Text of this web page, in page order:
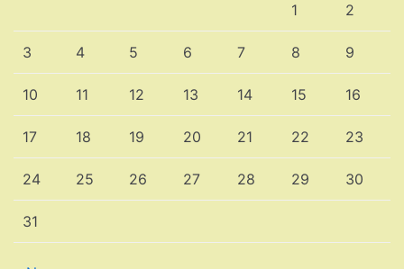
1 2
3 4 5 6 7 8 9
10 11 12 13 14 15 16
17 18 19 20 21 22 23
24 25 26 27 28 29 30
31